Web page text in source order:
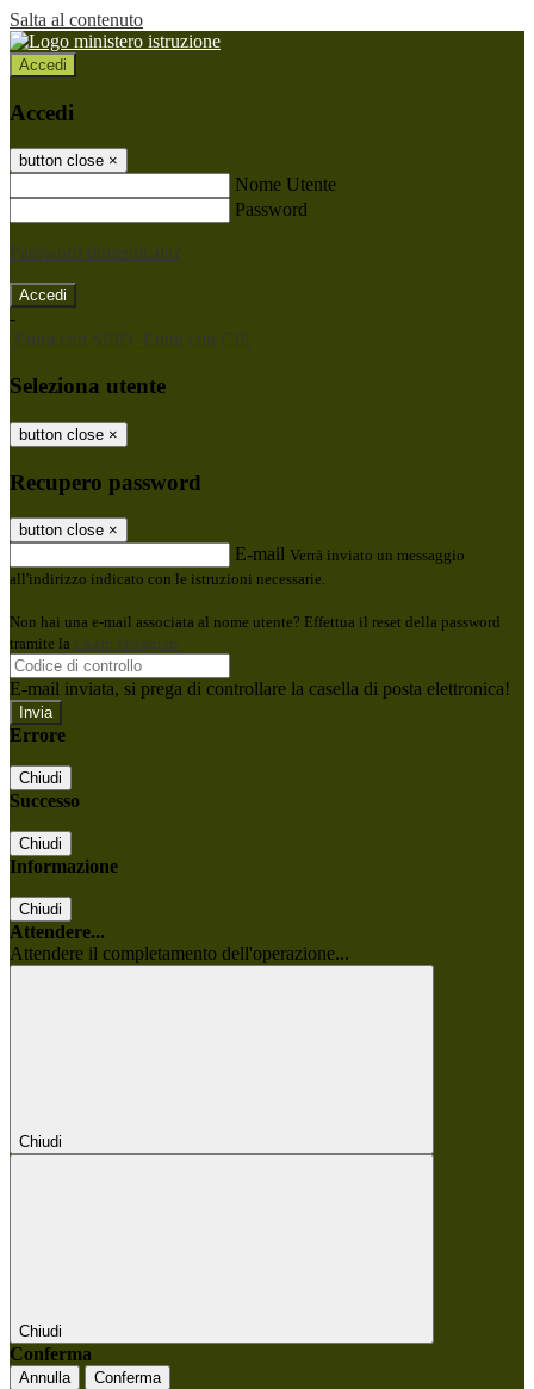
Salta al contenuto
Accedi
Accedi
button close ×
Nome Utente
Password
Password dimenticata?
-
Entra con SPID Entra con CIE
Seleziona utente
button close ×
Recupero password
button close ×
E-mail Verrà inviato un messaggio
all'indirizzo indicato con le istruzioni necessarie.
Non hai una e-mail associata al nome utente? Effettua il reset della password
tramite la Login Spaggiari
E-mail inviata, si prega di controllare la casella di posta elettronica!
Errore
Chiudi
Successo
Chiudi
Informazione
Chiudi
Attendere...
Attendere il completamento dell'operazione...
Chiudi
Chiudi
Conferma
Annulla Conferma